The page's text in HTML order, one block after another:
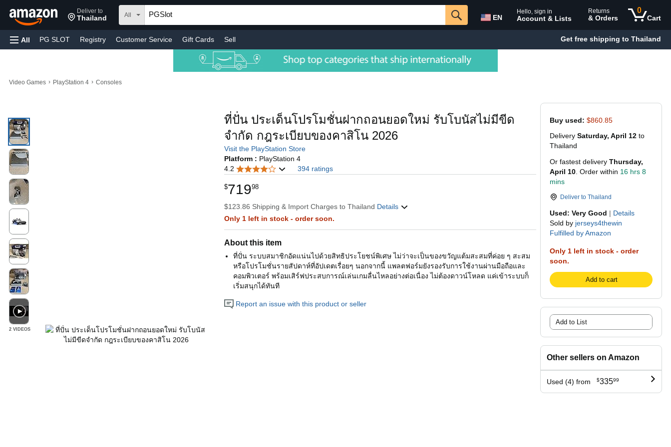
Deliver to
Thailand All EN
Hello, sign in
Account & Lists
Returns
& Orders
0
Cart
All PG SLOT Registry Customer Service Gift Cards Sell Get free shipping to Thailand
Video Games › PlayStation 4 › Consoles
Buy used: $860.85
Delivery Saturday, April 12 to
Thailand
Or fastest delivery Thursday,
April 10 . Order within 16 hrs 8
mins
Deliver to Thailand
Used: Very Good | Details
Sold by jerseys4thewin
Fulfilled by Amazon
Only 1 left in stock - order
soon.
Add to cart
Add to List
Other sellers on Amazon
Used (4) from $33599
2 VIDEOS
ที่ปั่น ประเด็นโปรโมชั่นฝากถอนยอดใหม่ รับโบนัสไม่มีขีด
จำกัด กฎระเบียบของคาสิโน 2026
Visit the PlayStation Store
Platform : PlayStation 4
4.2
394 ratings
$71998
$123.86 Shipping & Import Charges to Thailand Details
Only 1 left in stock - order soon.
About this item
ที่ปั่น ระบบสมาชิกอัดแน่นไปด้วยสิทธิประโยชน์พิเศษ ไม่ว่าจะเป็นของขวัญแต้มสะสมที่ค่อย ๆ สะสม
หรือโปรโมชั่นรายสัปดาห์ที่อัปเดตเรื่อยๆ นอกจากนี้ แพลตฟอร์มยังรองรับการใช้งานผ่านมือถือและ
คอมพิวเตอร์ พร้อมเสิร์ฟประสบการณ์เล่นเกมลื่นไหลอย่างต่อเนื่อง ไม่ต้องดาวน์โหลด แค่เข้าระบบก็
เริ่มสนุกได้ทันที
Report an issue with this product or seller